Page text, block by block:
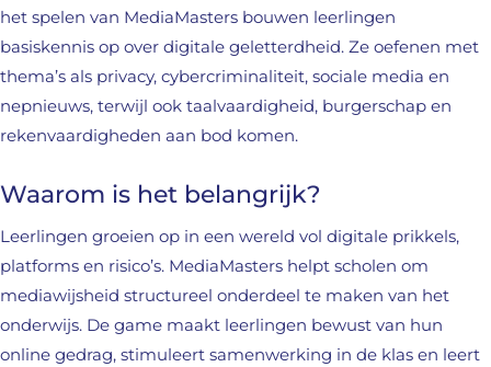
het spelen van MediaMasters bouwen leerlingen
basiskennis op over digitale geletterdheid. Ze oefenen met
thema’s als privacy, cybercriminaliteit, sociale media en
nepnieuws, terwijl ook taalvaardigheid, burgerschap en
rekenvaardigheden aan bod komen.
Waarom is het belangrijk?
Leerlingen groeien op in een wereld vol digitale prikkels,
platforms en risico’s. MediaMasters helpt scholen om
mediawijsheid structureel onderdeel te maken van het
onderwijs. De game maakt leerlingen bewust van hun
online gedrag, stimuleert samenwerking in de klas en leert